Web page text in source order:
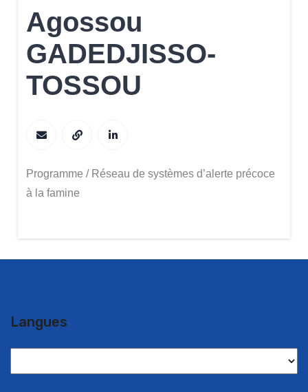
Agossou
GADEDJISSO-
TOSSOU
Programme / Réseau de systèmes d’alerte précoce
à la famine
Langues